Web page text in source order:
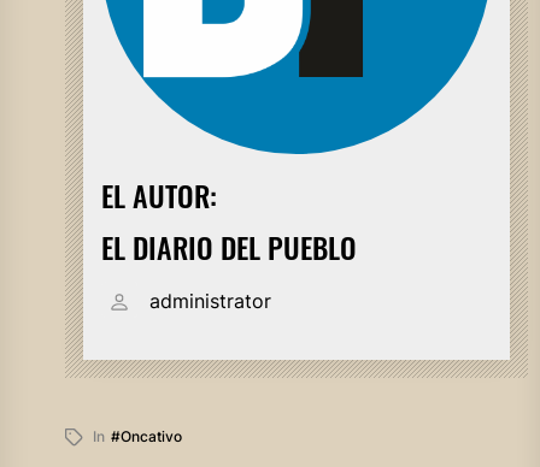
EL AUTOR:
EL DIARIO DEL PUEBLO
administrator
In #oncativo